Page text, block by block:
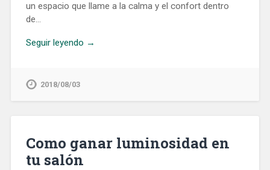
un espacio que llame a la calma y el confort dentro
de…
Seguir leyendo →
2018/08/03
Como ganar luminosidad en
tu salón